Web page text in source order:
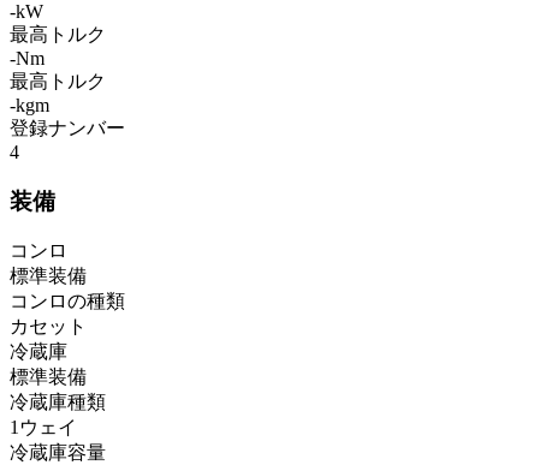
-kW
最高トルク
-Nm
最高トルク
-kgm
登録ナンバー
4
装備
コンロ
標準装備
コンロの種類
カセット
冷蔵庫
標準装備
冷蔵庫種類
1ウェイ
冷蔵庫容量